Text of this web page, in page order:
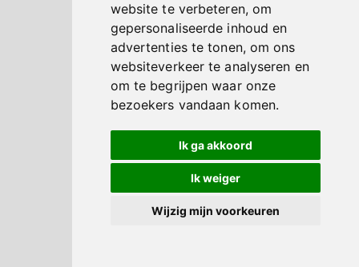
website te verbeteren, om
gepersonaliseerde inhoud en
advertenties te tonen, om ons
websiteverkeer te analyseren en
om te begrijpen waar onze
bezoekers vandaan komen.
Ik ga akkoord
Ik weiger
Wijzig mijn voorkeuren